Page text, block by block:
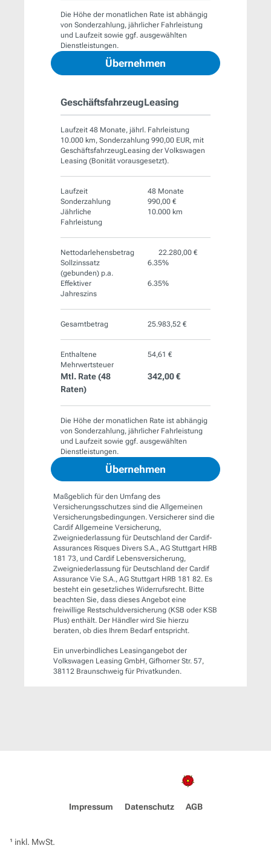
Die Höhe der monatlichen Rate ist abhängig
von Sonderzahlung, jährlicher Fahrleistung
und Laufzeit sowie ggf. ausgewählten
Dienstleistungen.
Übernehmen
GeschäftsfahrzeugLeasing
Laufzeit 48 Monate, jährl. Fahrleistung
10.000 km, Sonderzahlung 990,00 EUR, mit
GeschäftsfahrzeugLeasing der Volkswagen
Leasing (Bonität vorausgesetzt).
Laufzeit
48 Monate
Sonderzahlung
990,00 €
Jährliche
Fahrleistung
10.000 km
Nettodarlehensbetrag
22.280,00 €
Sollzinssatz
(gebunden) p.a.
6.35%
Effektiver
Jahreszins
6.35%
Gesamtbetrag 25.983,52 €
Enthaltene
Mehrwertsteuer
54,61 €
Mtl. Rate (48
Raten)
342,00 €
Die Höhe der monatlichen Rate ist abhängig
von Sonderzahlung, jährlicher Fahrleistung
und Laufzeit sowie ggf. ausgewählten
Dienstleistungen.
Übernehmen
Maßgeblich für den Umfang des
Versicherungsschutzes sind die Allgemeinen
Versicherungsbedingungen. Versicherer sind die
Cardif Allgemeine Versicherung,
Zweigniederlassung für Deutschland der Cardif-
Assurances Risques Divers S.A., AG Stuttgart HRB
181 73, und Cardif Lebensversicherung,
Zweigniederlassung für Deutschland der Cardif
Assurance Vie S.A., AG Stuttgart HRB 181 82. Es
besteht ein gesetzliches Widerrufsrecht. Bitte
beachten Sie, dass dieses Angebot eine
freiwillige Restschuldversicherung (KSB oder KSB
Plus) enthält. Der Händler wird Sie hierzu
beraten, ob dies Ihrem Bedarf entspricht.
Ein unverbindliches Leasingangebot der
Volkswagen Leasing GmbH, Gifhorner Str. 57,
38112 Braunschweig für Privatkunden.
Impressum Datenschutz AGB
¹ inkl. MwSt.